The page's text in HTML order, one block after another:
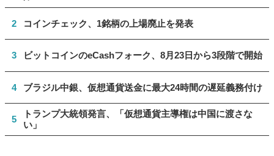
2 コインチェック、1銘柄の上場廃止を発表
3 ビットコインのeCashフォーク、8月23日から3段階で開始
4 ブラジル中銀、仮想通貨送金に最大24時間の遅延義務付け
5
トランプ大統領発言、「仮想通貨主導権は中国に渡さな
い」